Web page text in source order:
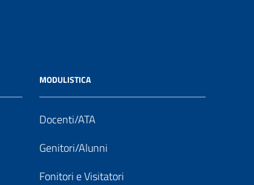
MODULISTICA
Docenti/ATA
Genitori/Alunni
Fonitori e Visitatori